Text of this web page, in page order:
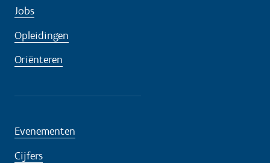
Jobs
Opleidingen
Oriënteren
Evenementen
Cijfers